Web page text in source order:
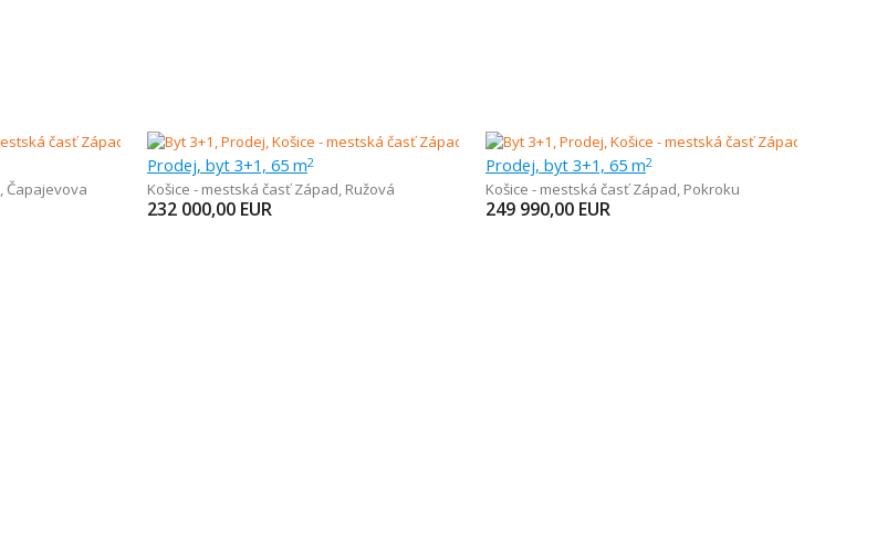
, Čapajevova
Prodej, byt 3+1, 65 m2
Košice - mestská časť Západ, Ružová
232 000,00 EUR
Prodej, byt 3+1, 65 m2
Košice - mestská časť Západ, Pokroku
249 990,00 EUR